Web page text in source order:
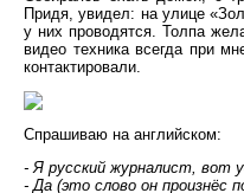
Придя, увидел: на улице
у них проводятся. Толпа
видео техника всегда при
контактировали.
Спрашиваю на английском:
- Я русский журналист, вот
- Да (это слово он произнёс